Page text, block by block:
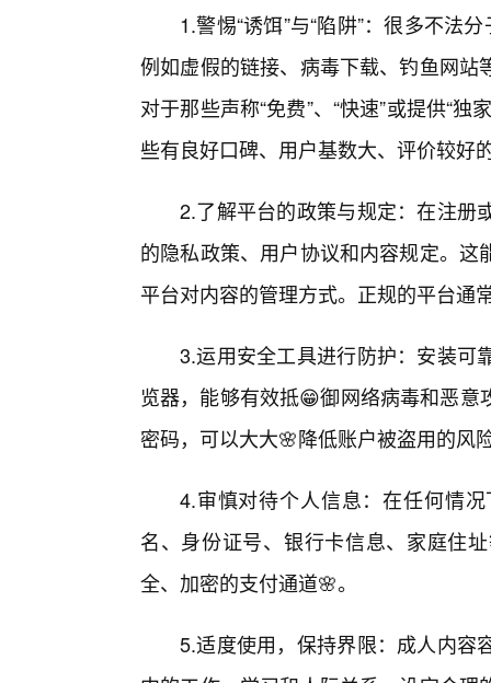
1.警惕“诱饵”与“陷阱”：很多不法
例如虚假的链接、病毒下载、钓鱼网
对于那些声称“免费”、“快速”或提供“
些有良好口碑、用户基数大、评价较好
2.了解平台的政策与规定：在注册
的隐私政策、用户协议和内容规定。
平台对内容的管理方式。正规的平台通
3.运用安全工具进行防护：安装可
览器，能够有效抵😁御网络病毒和恶
密码，可以大大🌸降低账户被盗用的风
4.审慎对待个人信息：在任何情
名、身份证号、银行卡信息、家庭住
全、加密的支付通道🌸。
5.适度使用，保持界限：成人内容